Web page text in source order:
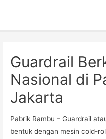
Guardrail
Nasional di
Jakarta
Pabrik Rambu – Guardrail
bentuk dengan mesin cold-